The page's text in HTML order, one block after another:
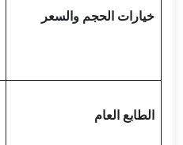
خيارات الحجم والسعر
الطابع العام